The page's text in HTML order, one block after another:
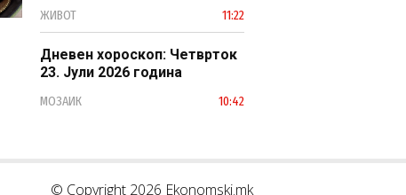
ЖИВОТ 11:22
Дневен хороскоп: Четврток
23. Јули 2026 година
МОЗАИК 10:42
© Copyright 2026 Ekonomski.mk